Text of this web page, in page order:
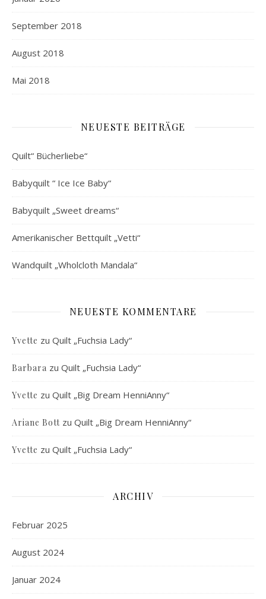
September 2018
August 2018
Mai 2018
NEUESTE BEITRÄGE
Quilt“ Bücherliebe“
Babyquilt “ Ice Ice Baby“
Babyquilt „Sweet dreams“
Amerikanischer Bettquilt „Vetti“
Wandquilt „Wholcloth Mandala“
NEUESTE KOMMENTARE
Yvette zu Quilt „Fuchsia Lady“
Barbara zu Quilt „Fuchsia Lady“
Yvette zu Quilt „Big Dream HenniAnny“
Ariane Bott zu Quilt „Big Dream HenniAnny“
Yvette zu Quilt „Fuchsia Lady“
ARCHIV
Februar 2025
August 2024
Januar 2024